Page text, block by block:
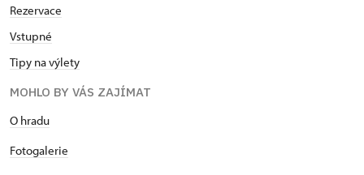
Rezervace
Vstupné
Tipy na výlety
MOHLO BY VÁS ZAJÍMAT
O hradu
Fotogalerie